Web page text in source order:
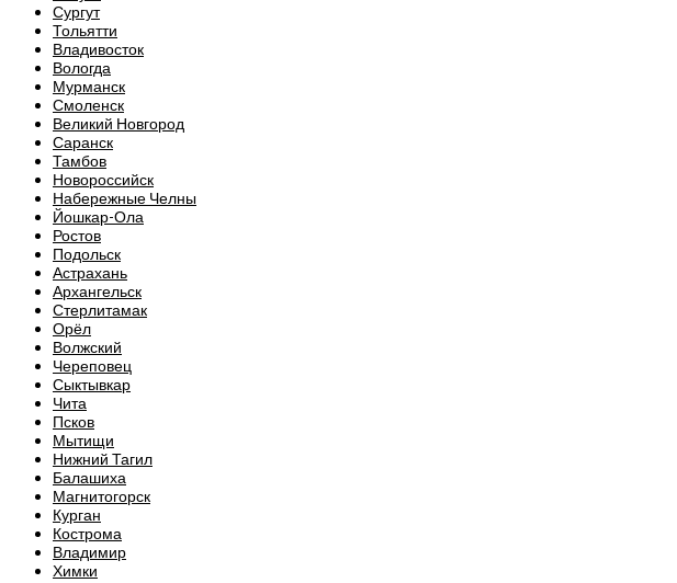
Сургут
Тольятти
Владивосток
Вологда
Мурманск
Смоленск
Великий Новгород
Саранск
Тамбов
Новороссийск
Набережные Челны
Йошкар-Ола
Ростов
Подольск
Астрахань
Архангельск
Стерлитамак
Орёл
Волжский
Череповец
Сыктывкар
Чита
Псков
Мытищи
Нижний Тагил
Балашиха
Магнитогорск
Курган
Кострома
Владимир
Химки